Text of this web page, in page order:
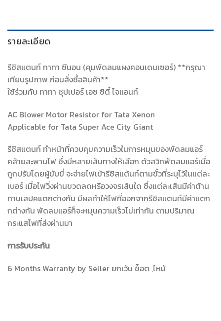
รายละเอียด
รีซิสแตนท์ ทาทา ซีนอน (คุมพัดลมแผงคอนเดนเซอร์) **กรุณา
เทียบรูปภาพ ก่อนสั่งซื้อสินค้า**
ใช้ร่วมกับ ทาทา ซุปเปอร์ เอซ ซิตี้ ไจแอนท์
AC Blower Motor Resistor for Tata Xenon
Applicable for Tata Super Ace City Giant
รีซิสแตนท์ ทำหน้าที่ควบคุมความเร็วในการหมุนของพัดลมแอร์
คล้ายสะพานไฟ ซึ่งมีหลายเส้นทางให้เลือก ตัวสวิทพัดลมแอร์เมื่อ
ถูกปรับโดยผู้ขับขี่ จะจ่ายไฟเข้ารีซิสแต้นท์ตามขั้วที่ระบุไว้ในแต่ละ
เบอร์ เมื่อไฟวิ่งผ่านขวดลดหรือวงจรเส้นใด ซึ่งแต่ละเส้นมีค่าต้าน
ทานเสปคแตกต่างกัน มีผลทำให้ไฟที่ออกจากรีซิสแตนท์มีค่าแตก
กต่างกัน พัดลมแอร์ก็จะหมุนความเร็วไม่เท่ากัน ตามปริมาณ
กระแสไฟที่ส่งผ่านมา
การรับประกัน
6 Months Warranty by Seller ยกเว้น ช็อต ,ไหม้